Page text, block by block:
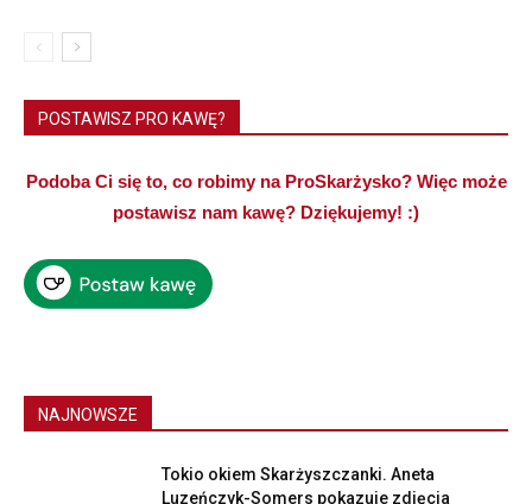
POSTAWISZ PRO KAWĘ?
Podoba Ci się to, co robimy na ProSkarżysko? Więc może
postawisz nam kawę? Dziękujemy! :)
NAJNOWSZE
Tokio okiem Skarżyszczanki. Aneta
Luzeńczyk-Somers pokazuje zdjęcia